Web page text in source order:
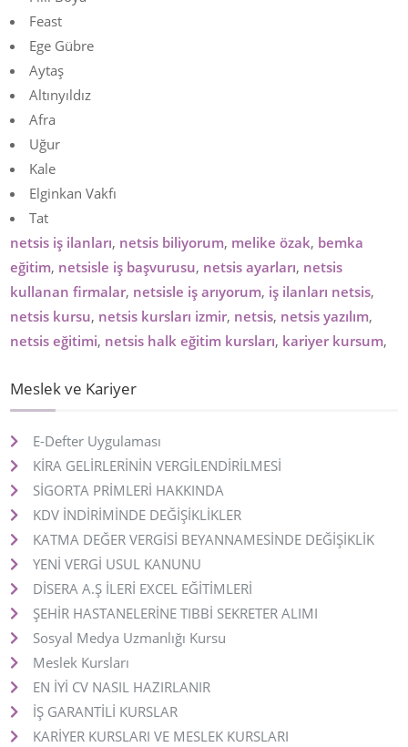
Feast
Ege Gübre
Aytaş
Altınyıldız
Afra
Uğur
Kale
Elginkan Vakfı
Tat
netsis iş ilanları, netsis biliyorum, melike özak, bemka
eğitim, netsisle iş başvurusu, netsis ayarları, netsis
kullanan firmalar, netsisle iş arıyorum, iş ilanları netsis,
netsis kursu, netsis kursları izmir, netsis, netsis yazılım,
netsis eğitimi, netsis halk eğitim kursları, kariyer kursum,
Meslek ve Kariyer
E-Defter Uygulaması
KİRA GELİRLERİNİN VERGİLENDİRİLMESİ
SİGORTA PRİMLERİ HAKKINDA
KDV İNDİRİMİNDE DEĞİŞİKLİKLER
KATMA DEĞER VERGİSİ BEYANNAMESİNDE DEĞİŞİKLİK
YENİ VERGİ USUL KANUNU
DİSERA A.Ş İLERİ EXCEL EĞİTİMLERİ
ŞEHİR HASTANELERİNE TIBBİ SEKRETER ALIMI
Sosyal Medya Uzmanlığı Kursu
Meslek Kursları
EN İYİ CV NASIL HAZIRLANIR
İŞ GARANTİLİ KURSLAR
KARİYER KURSLARI VE MESLEK KURSLARI